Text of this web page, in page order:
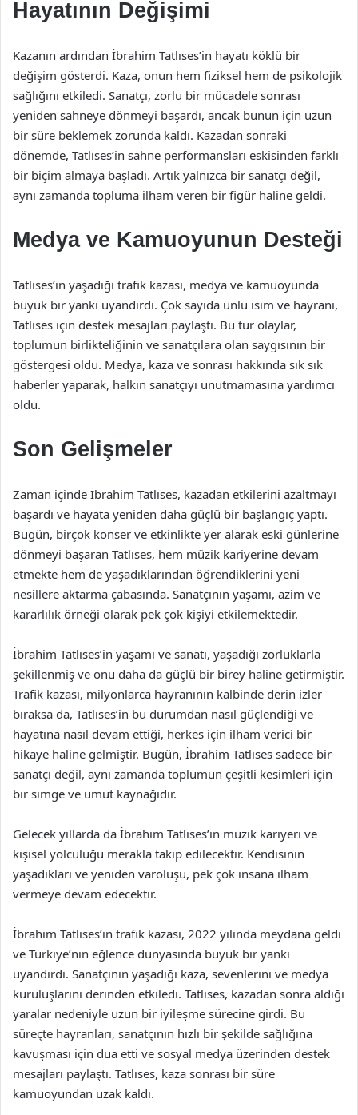
Hayatının Değişimi
Kazanın ardından İbrahim Tatlıses’in hayatı köklü bir
değişim gösterdi. Kaza, onun hem fiziksel hem de psikolojik
sağlığını etkiledi. Sanatçı, zorlu bir mücadele sonrası
yeniden sahneye dönmeyi başardı, ancak bunun için uzun
bir süre beklemek zorunda kaldı. Kazadan sonraki
dönemde, Tatlıses’in sahne performansları eskisinden farklı
bir biçim almaya başladı. Artık yalnızca bir sanatçı değil,
aynı zamanda topluma ilham veren bir figür haline geldi.
Medya ve Kamuoyunun Desteği
Tatlıses’in yaşadığı trafik kazası, medya ve kamuoyunda
büyük bir yankı uyandırdı. Çok sayıda ünlü isim ve hayranı,
Tatlıses için destek mesajları paylaştı. Bu tür olaylar,
toplumun birlikteliğinin ve sanatçılara olan saygısının bir
göstergesi oldu. Medya, kaza ve sonrası hakkında sık sık
haberler yaparak, halkın sanatçıyı unutmamasına yardımcı
oldu.
Son Gelişmeler
Zaman içinde İbrahim Tatlıses, kazadan etkilerini azaltmayı
başardı ve hayata yeniden daha güçlü bir başlangıç yaptı.
Bugün, birçok konser ve etkinlikte yer alarak eski günlerine
dönmeyi başaran Tatlıses, hem müzik kariyerine devam
etmekte hem de yaşadıklarından öğrendiklerini yeni
nesillere aktarma çabasında. Sanatçının yaşamı, azim ve
kararlılık örneği olarak pek çok kişiyi etkilemektedir.
İbrahim Tatlıses’in yaşamı ve sanatı, yaşadığı zorluklarla
şekillenmiş ve onu daha da güçlü bir birey haline getirmiştir.
Trafik kazası, milyonlarca hayranının kalbinde derin izler
bıraksa da, Tatlıses’in bu durumdan nasıl güçlendiği ve
hayatına nasıl devam ettiği, herkes için ilham verici bir
hikaye haline gelmiştir. Bugün, İbrahim Tatlıses sadece bir
sanatçı değil, aynı zamanda toplumun çeşitli kesimleri için
bir simge ve umut kaynağıdır.
Gelecek yıllarda da İbrahim Tatlıses’in müzik kariyeri ve
kişisel yolculuğu merakla takip edilecektir. Kendisinin
yaşadıkları ve yeniden varoluşu, pek çok insana ilham
vermeye devam edecektir.
İbrahim Tatlıses’in trafik kazası, 2022 yılında meydana geldi
ve Türkiye’nin eğlence dünyasında büyük bir yankı
uyandırdı. Sanatçının yaşadığı kaza, sevenlerini ve medya
kuruluşlarını derinden etkiledi. Tatlıses, kazadan sonra aldığı
yaralar nedeniyle uzun bir iyileşme sürecine girdi. Bu
süreçte hayranları, sanatçının hızlı bir şekilde sağlığına
kavuşması için dua etti ve sosyal medya üzerinden destek
mesajları paylaştı. Tatlıses, kaza sonrası bir süre
kamuoyundan uzak kaldı.